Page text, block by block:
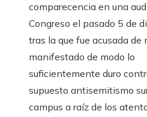
comparecencia en una
Congreso el pasado 5 de
tras la que fue acusada de
manifestado de modo lo
suficientemente duro
supuesto antisemitismo
campus a raíz de los